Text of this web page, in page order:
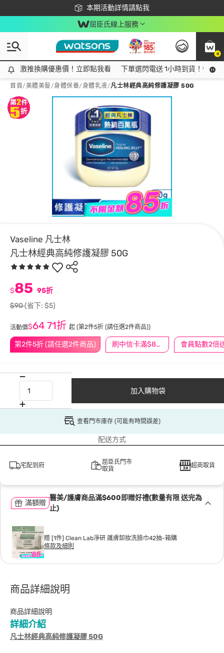
本期活動詳情請點我
下載app最高回饋$350
屈臣氏線上服務
0
激推換購優惠價！立即點我看
激推換購優惠價！立即點我看 下單選閃電送 1小時到貨！領神
首頁/美體美髮/身體保養/身體乳液/凡士林經典高純修護凝膠 50G
Vaseline 凡士林
凡士林經典高純修護凝膠 50G
第2件5折 (請任選2件商品) 刷中信卡滿$888送3萬點 會員點數2倍
$85 95折
$90(省下: $5)
活動價$64 71折 起 (第2件5折 (請任選2件商品))
加入購物袋
查看門市庫存 (可能有時間誤差)
配送方式
宅配到府
屈臣氏門市
取貨
超商取貨
滿額贈
醫美/護膚商品滿$600即贈好禮(數量有限 送完為
止)
贈 [1件] Clean Lab淨研 護膚卸妝洗臉巾42抽-箱購
條款及細則
商品詳細說明
商品詳細說明
詳細介紹
凡士林經典高純修護凝膠 50G